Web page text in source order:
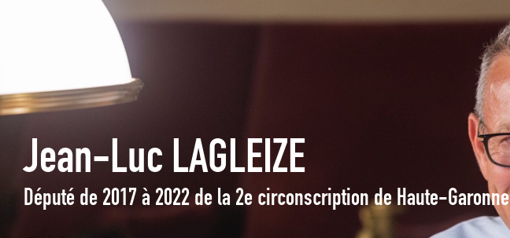
Jean-Luc LAGLEIZE
Député de 2017 à 2022 de la 2e circonscription de Haute-Garonne